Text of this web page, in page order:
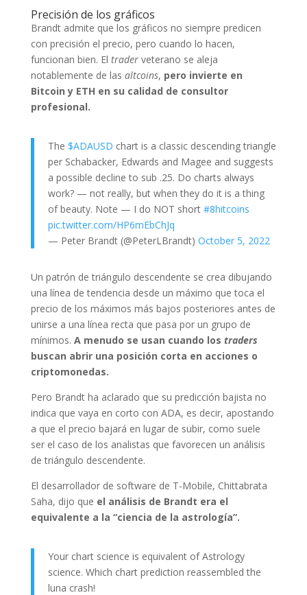
Precisión de los gráficos
Brandt admite que los gráficos no siempre predicen
con precisión el precio, pero cuando lo hacen,
funcionan bien. El traderveterano se aleja
notablemente de las altcoins, pero invierte en
Bitcoin y ETH en su calidad de consultor
profesional.
The $ADAUSD chart is a classic descending triangle
per Schabacker, Edwards and Magee and suggests
a possible decline to sub .25. Do charts always
work? — not really, but when they do it is a thing
of beauty. Note — I do NOT short #8hitcoins
pic.twitter.com/HP6mEbChJq
— Peter Brandt (@PeterLBrandt) October 5, 2022
Un patrón de triángulo descendente se crea dibujando
una línea de tendencia desde un máximo que toca el
precio de los máximos más bajos posteriores antes de
unirse a una línea recta que pasa por un grupo de
mínimos. A menudo se usan cuando los traders
buscan abrir una posición corta en acciones o
criptomonedas.
Pero Brandt ha aclarado que su predicción bajista no
indica que vaya en corto con ADA, es decir, apostando
a que el precio bajará en lugar de subir, como suele
ser el caso de los analistas que favorecen un análisis
de triángulo descendente.
El desarrollador de software de T-Mobile, Chittabrata
Saha, dijo que el análisis de Brandt era el
equivalente a la “ciencia de la astrología”.
Your chart science is equivalent of Astrology
science. Which chart prediction reassembled the
luna crash!